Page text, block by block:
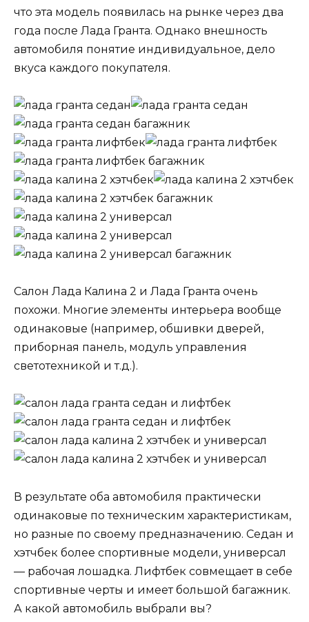
что эта модель появилась на рынке через два
года после Лада Гранта. Однако внешность
автомобиля понятие индивидуальное, дело
вкуса каждого покупателя.
Салон Лада Калина 2 и Лада Гранта очень
похожи. Многие элементы интерьера вообще
одинаковые (например, обшивки дверей,
приборная панель, модуль управления
светотехникой и т.д.).
В результате оба автомобиля практически
одинаковые по техническим характеристикам,
но разные по своему предназначению. Седан и
хэтчбек более спортивные модели, универсал
— рабочая лошадка. Лифтбек совмещает в себе
спортивные черты и имеетбольшой багажник.
А какой автомобиль выбрали вы?